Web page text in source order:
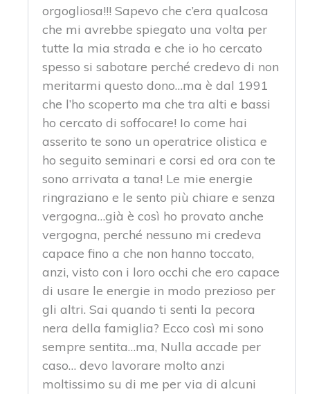
orgogliosa!!! Sapevo che c’era qualcosa
che mi avrebbe spiegato una volta per
tutte la mia strada e che io ho cercato
spesso si sabotare perché credevo di non
meritarmi questo dono…ma è dal 1991
che l’ho scoperto ma che tra alti e bassi
ho cercato di soffocare! Io come hai
asserito te sono un operatrice olistica e
ho seguito seminari e corsi ed ora con te
sono arrivata a tana! Le mie energie
ringraziano e le sento più chiare e senza
vergogna…già è così ho provato anche
vergogna, perché nessuno mi credeva
capace fino a che non hanno toccato,
anzi, visto con i loro occhi che ero capace
di usare le energie in modo prezioso per
gli altri. Sai quando ti senti la pecora
nera della famiglia? Ecco così mi sono
sempre sentita…ma, Nulla accade per
caso… devo lavorare molto anzi
moltissimo su di me per via di alcuni